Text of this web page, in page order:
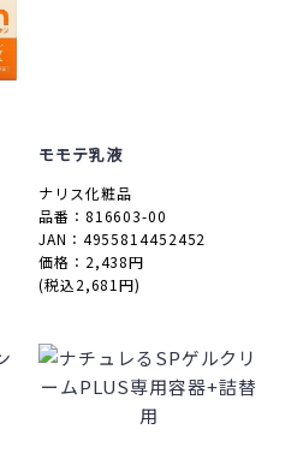
モモテ乳液
ナリス化粧品
品番：816603-00
JAN：4955814452452
価格：2,438円
(税込2,681円)